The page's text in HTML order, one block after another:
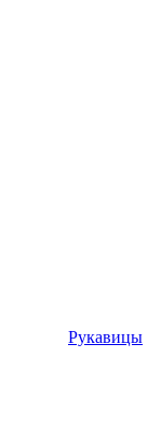
Рукавицы